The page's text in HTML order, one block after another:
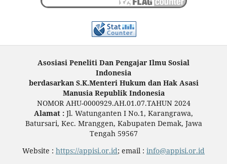
Asosiasi Peneliti Dan Pengajar Ilmu Sosial
Indonesia
berdasarkan S.K.Menteri Hukum dan Hak Asasi
Manusia Republik Indonesia
NOMOR AHU-0000929.AH.01.07.TAHUN 2024
Alamat : Jl. Watunganten I No.1, Karangrawa,
Batursari, Kec. Mranggen, Kabupaten Demak, Jawa
Tengah 59567
Website : https://appisi.or.id; email : info@appisi.or.id